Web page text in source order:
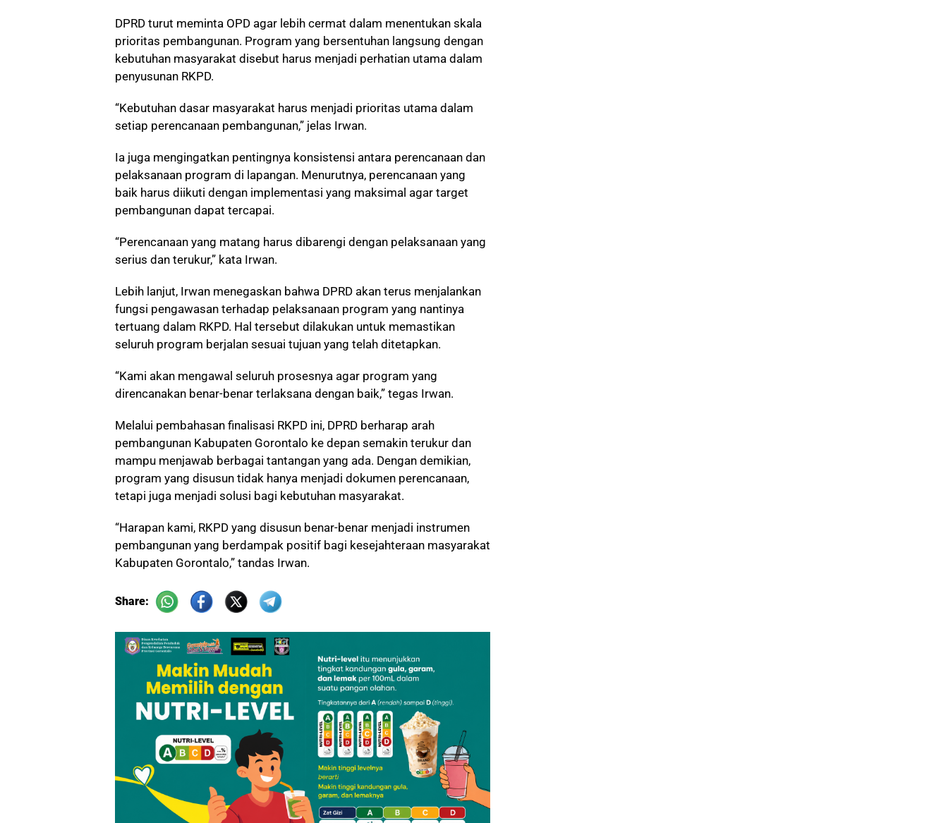
DPRD turut meminta OPD agar lebih cermat dalam menentukan skala
prioritas pembangunan. Program yang bersentuhan langsung dengan
kebutuhan masyarakat disebut harus menjadi perhatian utama dalam
penyusunan RKPD.
“Kebutuhan dasar masyarakat harus menjadi prioritas utama dalam
setiap perencanaan pembangunan,” jelas Irwan.
Ia juga mengingatkan pentingnya konsistensi antara perencanaan dan
pelaksanaan program di lapangan. Menurutnya, perencanaan yang
baik harus diikuti dengan implementasi yang maksimal agar target
pembangunan dapat tercapai.
“Perencanaan yang matang harus dibarengi dengan pelaksanaan yang
serius dan terukur,” kata Irwan.
Lebih lanjut, Irwan menegaskan bahwa DPRD akan terus menjalankan
fungsi pengawasan terhadap pelaksanaan program yang nantinya
tertuang dalam RKPD. Hal tersebut dilakukan untuk memastikan
seluruh program berjalan sesuai tujuan yang telah ditetapkan.
“Kami akan mengawal seluruh prosesnya agar program yang
direncanakan benar-benar terlaksana dengan baik,” tegas Irwan.
Melalui pembahasan finalisasi RKPD ini, DPRD berharap arah
pembangunan Kabupaten Gorontalo ke depan semakin terukur dan
mampu menjawab berbagai tantangan yang ada. Dengan demikian,
program yang disusun tidak hanya menjadi dokumen perencanaan,
tetapi juga menjadi solusi bagi kebutuhan masyarakat.
“Harapan kami, RKPD yang disusun benar-benar menjadi instrumen
pembangunan yang berdampak positif bagi kesejahteraan masyarakat
Kabupaten Gorontalo,” tandas Irwan.
Share: